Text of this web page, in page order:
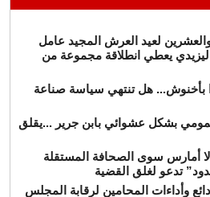
لعيد العرش المجيد عامل
يعطي انطلاقة مجموعة من
بأخنوش... هل تنتهي سياسة صناعة
بشكل عشوائي بابن جرير ...يقلق
لا أمارس سوى الصحافة المستقلة
تدعو لغلق القضية
وأداءات المحامين لرقابة المجلس